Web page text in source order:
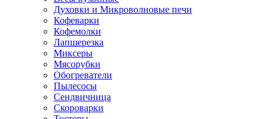
Духовки и Микроволновые печи
Кофеварки
Кофемолки
Лапшерезка
Миксеры
Мясорубки
Обогреватели
Пылесосы
Сендвичница
Скороварки